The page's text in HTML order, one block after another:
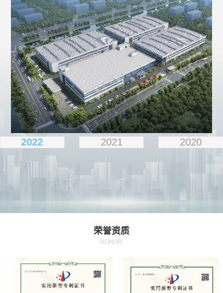
2022 2021 2020
荣誉资质
HONOR